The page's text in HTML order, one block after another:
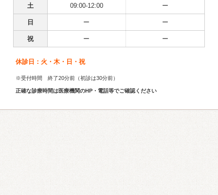
土 09:00-12:00 ー
日 ー ー
祝 ー ー
休診日：火・木・日・祝
※受付時間 終了20分前（初診は30分前）
正確な診療時間は医療機関のHP・電話等でご確認ください